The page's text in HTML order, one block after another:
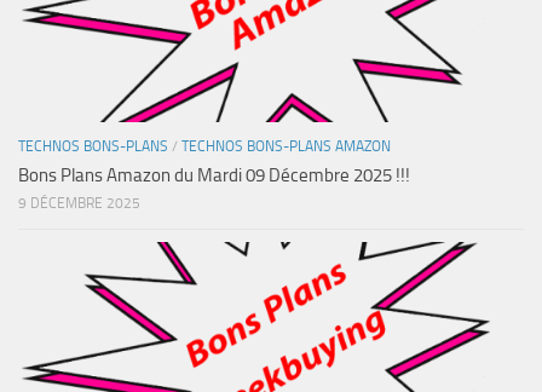
TECHNOS BONS-PLANS / TECHNOS BONS-PLANS AMAZON
Bons Plans Amazon du Mardi 09 Décembre 2025 !!!
9 DÉCEMBRE 2025